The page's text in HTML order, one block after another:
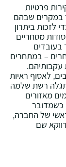
פרטיות
במקרים שבהם
לזכות ביתרון
מסחריים
– במתחרים
עקבותיהם.
לאסוף ראיות
רשת שלמה
מאזורים
כשמדובר
של החברה‚
שם